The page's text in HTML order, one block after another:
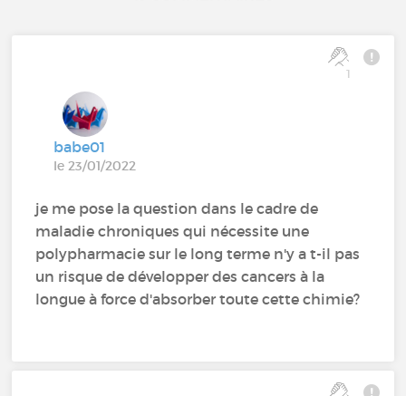
1
babe01
le 23/01/2022
je me pose la question dans le cadre de
maladie chroniques qui nécessite une
polypharmacie sur le long terme n'y a t-il pas
un risque de développer des cancers à la
longue à force d'absorber toute cette chimie?